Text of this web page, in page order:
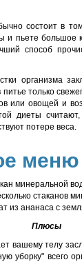
состоит в
и пьете большое
способ
организма
только
или овощей и
диеты
потере веса.
меню
минеральной
стаканов
из ананаса с
Плюсы
вашему телу
уборку" всего